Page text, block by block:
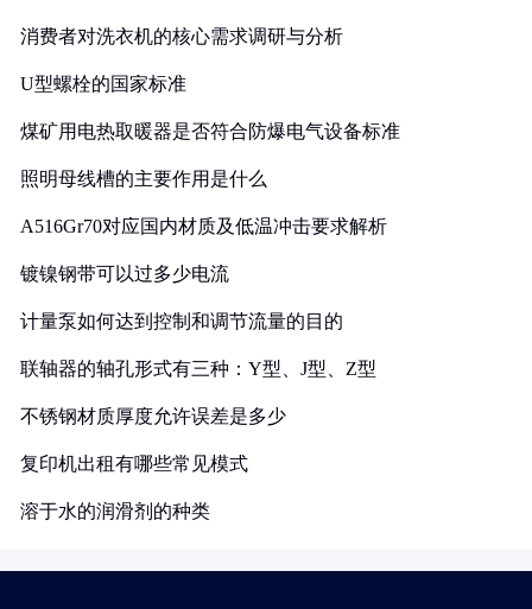
消费者对洗衣机的核心需求调研与分析
U型螺栓的国家标准
煤矿用电热取暖器是否符合防爆电气设备标准
照明母线槽的主要作用是什么
A516Gr70对应国内材质及低温冲击要求解析
镀镍钢带可以过多少电流
计量泵如何达到控制和调节流量的目的
联轴器的轴孔形式有三种：Y型、J型、Z型
不锈钢材质厚度允许误差是多少
复印机出租有哪些常见模式
溶于水的润滑剂的种类